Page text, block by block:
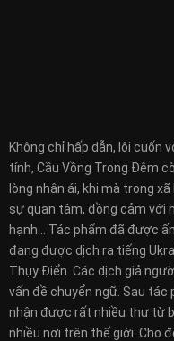
Không chỉ hấp dẫn, lôi cuốn
tính, Cầu Vồng Trong Đêm
lòng nhân ái, khi mà trong
sự quan tâm, đồng cảm với
hạnh… Tác phẩm đã được
đang được dịch ra tiếng
Thụy Điển. Các dịch giả
vấn đề chuyển ngữ. Sau tác
nhận được rất nhiều thư từ
nhiều nơi trên thế giới. Cho